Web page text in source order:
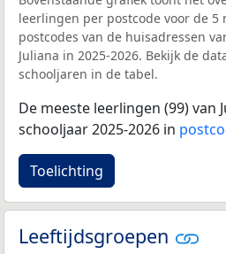
leerlingen per postcode voor de 5
postcodes van de huisadressen
Juliana in 2025-2026. Bekijk de
schooljaren in de tabel.
De meeste leerlingen (99) van
schooljaar 2025-2026 in
Toelichting
Leeftijdsgroepen